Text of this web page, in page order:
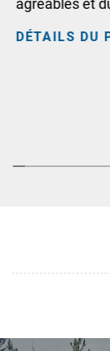
agréables et
DÉTAILS DU